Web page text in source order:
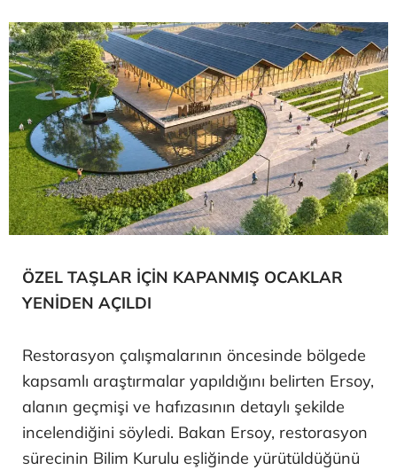
ÖZEL TAŞLAR İÇİN KAPANMIŞ OCAKLAR
YENİDEN AÇILDI
Restorasyon çalışmalarının öncesinde bölgede
kapsamlı araştırmalar yapıldığını belirten Ersoy,
alanın geçmişi ve hafızasının detaylı şekilde
incelendiğini söyledi. Bakan Ersoy, restorasyon
sürecinin Bilim Kurulu eşliğinde yürütüldüğünü